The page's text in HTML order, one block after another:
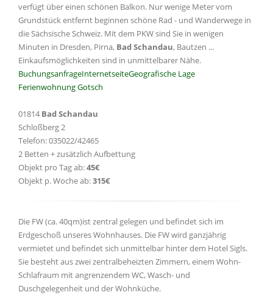
verfügt über einen schönen Balkon. Nur wenige Meter vom
Grundstück entfernt beginnen schöne Rad - und Wanderwege in
die Sächsische Schweiz. Mit dem PKW sind Sie in wenigen
Minuten in Dresden, Pirna, Bad Schandau, Bautzen ...
Einkaufsmöglichkeiten sind in unmittelbarer Nähe.
BuchungsanfrageInternetseiteGeografische Lage
Ferienwohnung Gotsch
01814 Bad Schandau
Schloßberg 2
Telefon: 035022/42465
2 Betten + zusätzlich Aufbettung
Objekt pro Tag ab:45€
Objekt p. Woche ab:315€
Die FW (ca. 40qm)ist zentral gelegen und befindet sich im
Erdgeschoß unseres Wohnhauses. Die FW wird ganzjährig
vermietet und befindet sich unmittelbar hinter dem Hotel Sigls.
Sie besteht aus zwei zentralbeheizten Zimmern, einem Wohn-
Schlafraum mit angrenzendem WC, Wasch- und
Duschgelegenheit und der Wohnküche.